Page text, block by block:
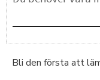
Bli den första att